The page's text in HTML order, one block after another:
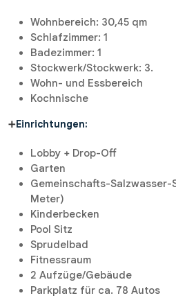
Wohnbereich: 30,45 qm
Schlafzimmer: 1
Badezimmer: 1
Stockwerk/Stockwerk: 3.
Wohn- und Essbereich
Kochnische
➕Einrichtungen:
Lobby + Drop-Off
Garten
Gemeinschafts-Salzwasser-
Meter)
Kinderbecken
Pool Sitz
Sprudelbad
Fitnessraum
2 Aufzüge/Gebäude
Parkplatz für ca. 78 Autos